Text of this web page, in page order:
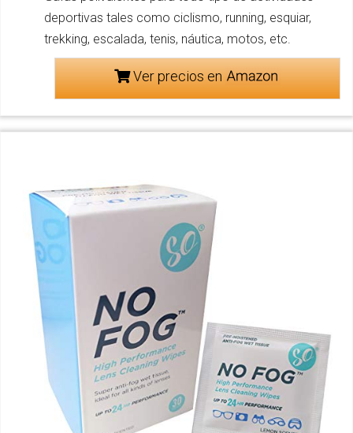
deportivas tales como ciclismo, running, esquiar,
trekking, escalada, tenis, náutica, motos, etc.
Ver precios en